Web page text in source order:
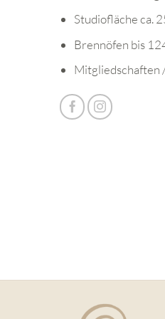
Studiofläche ca.
Brennöfen bis
Mitgliedschaften